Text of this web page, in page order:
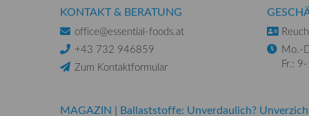
KONTAKT & BERATUNG
office@essential-foods.at
+43 732 946859
Zum Kontaktformular
Mo.-
Fr.:
MAGAZIN | Ballaststoffe: Unverdaulich?